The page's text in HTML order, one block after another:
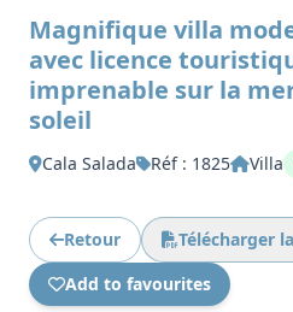
Magnifique villa
avec licence
imprenable sur la
soleil
Cala Salada Réf : 1825 Villa
Retour Télécharger
Add to favourites